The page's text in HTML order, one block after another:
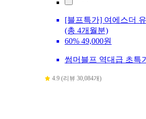
[블프특가] 여에스더
(총 4개월분)
60% 49,000원
썸머블프 역대급 초특
4.9 (리뷰 30,084개)